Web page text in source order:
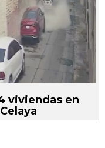
viviendas en